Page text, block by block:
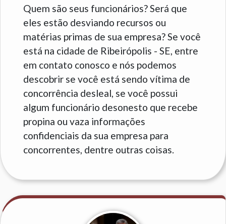
Quem são seus funcionários? Será que
eles estão desviando recursos ou
matérias primas de sua empresa? Se você
está na cidade de Ribeirópolis - SE, entre
em contato conosco e nós podemos
descobrir se você está sendo vítima de
concorrência desleal, se você possui
algum funcionário desonesto que recebe
propina ou vaza informações
confidenciais da sua empresa para
concorrentes, dentre outras coisas.